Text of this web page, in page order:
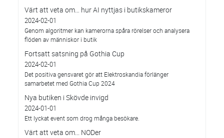
Värt att veta om… hur AI nyttjas i butikskameror
2024-02-01
Genom algoritmer kan kamerorna spåra rörelser och analysera
flöden av människor i butik
Fortsatt satsning på Gothia Cup
2024-02-01
Det positiva gensvaret gör att Elektroskandia förlänger
samarbetet med Gothia Cup 2024
Nya butiken i Skövde invigd
2024-01-01
Ett lyckat event som drog många besökare.
Värt att veta om... NODer